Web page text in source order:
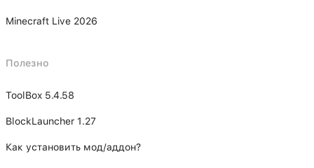
Minecraft Live 2026
Полезно
ToolBox 5.4.58
BlockLauncher 1.27
Как установить мод/аддон?